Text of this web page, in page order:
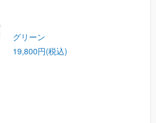
グリーン
19,800円(税込)